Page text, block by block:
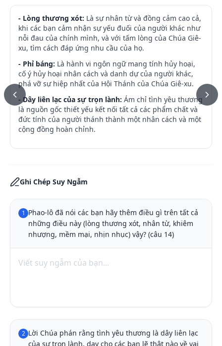
- Lòng thương xót: Là sự nhân từ và đồng cảm cao cả,
khi các bạn cảm nhận sự yếu đuối của người khác như
nỗi đau của chính mình, và với tấm lòng của Chúa Giê-
xu, tìm cách đáp ứng nhu cầu của họ.
- Phỉ báng: Là hành vi ngôn ngữ mang tính hủy hoại,
cố ý hủy hoại nhân cách và danh dự của người khác,
phá vỡ sự hiệp nhất của Hội Thánh của Chúa Giê-xu.
- Dây liên lạc của sự trọn lành: Ám chỉ tình yêu thương
là nguồn gốc thiết yếu kết nối tất cả các phẩm chất và
đức tính của người thánh thành một nhân cách và một
cộng đồng hoàn chỉnh.
Ghi Chép Suy Ngẫm
1 Phao-lô đã nói các bạn hãy thêm điều gì trên tất cả
những điều này (lòng thương xót, nhân từ, khiêm
nhượng, mềm mại, nhịn nhục) vậy? (câu 14)
2 Lời Chúa phán rằng tình yêu thương là dây liên lạc
của sự trọn lành, dạy cho các bạn lẽ thật nào về vai